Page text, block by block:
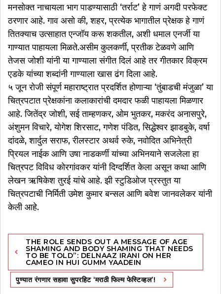
मनसोक्त नाचायला भाग पाडण्यासाठी ‘तर्राट’ हे गाणं अगदी परफेक्ट
ठरणार आहे. गाव असो की, शहर, प्रत्येक भागातील प्रेक्षक हे गाणं
तितक्याच उत्साहात एन्जॉय करू शकतील, अशी धमाल एनर्जी या
गाण्यात पाहायला मिळते.असीम कुलकर्णी, प्रतीक टेळवणे आणि
तेजस जोशी यांनी या गाण्याला संगीत दिलं आहे तर गीतकार विक्रम
एडके यांच्या शब्दांनी गाण्याला खास ढंग दिला आहे.
५ जून रोजी संपूर्ण महाराष्ट्रात प्रदर्शित होणाऱ्या ‘तुंबाडची मंजुळा’ या
चित्रपटात प्रेक्षकांना कलाकारांची दमदार फळी पाहायला मिळणार
आहे. जितेंद्र जोशी, सई ताम्हणकर, ओम भुतकर, मकरंद अनासपुरे,
अंशुमन विचारे, योगेश शिरसाट, गणेश पंडित, सिद्धेश्वर झाडबुके, वर्षा
दांदळे, शार्दुल सराफ, रीलस्टार अथर्व रुके, नवोदित अभिनेत्री
प्रियल नाईक आणि उषा नाडकर्णी यांच्या अभिनयाने सजलेला हा
चित्रपट विविध कोरगांवकर यांनी दिग्दर्शित केला असून कथा आणि
लेखन ऋषिकेश तुरई यांचे आहे. झी स्टुडिओज प्रस्तुत या
चित्रपटाची निर्मिती उमेश कुमार बन्सल आणि बवेश जानवलेकर यांनी
केली आहे.
Post
navigation
THE ROLE SENDS OUT A MESSAGE OF AGE
SHAMING AND BODY SHAMING THAT NEEDS
TO BE TOLD”: DELNAAZ IRANI ON HER
CAMEO IN HUI GUMM YAADEIN
पुण्यात रंगणार सहावा सुपरहिट ‘मराठी फिल्म फेस्टिव्हल’!